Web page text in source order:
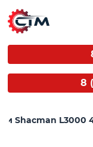
8
Shacman L3000